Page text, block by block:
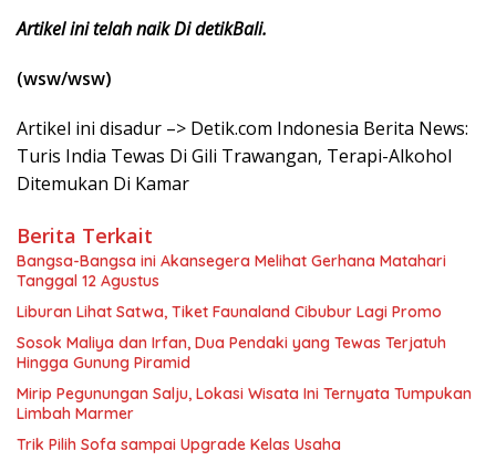
Artikel ini telah naik Di detikBali.
(wsw/wsw)
Artikel ini disadur –> Detik.com Indonesia Berita News:
Turis India Tewas Di Gili Trawangan, Terapi-Alkohol
Ditemukan Di Kamar
Berita Terkait
Bangsa-Bangsa ini Akansegera Melihat Gerhana Matahari
Tanggal 12 Agustus
Liburan Lihat Satwa, Tiket Faunaland Cibubur Lagi Promo
Sosok Maliya dan Irfan, Dua Pendaki yang Tewas Terjatuh
Hingga Gunung Piramid
Mirip Pegunungan Salju, Lokasi Wisata Ini Ternyata Tumpukan
Limbah Marmer
Trik Pilih Sofa sampai Upgrade Kelas Usaha